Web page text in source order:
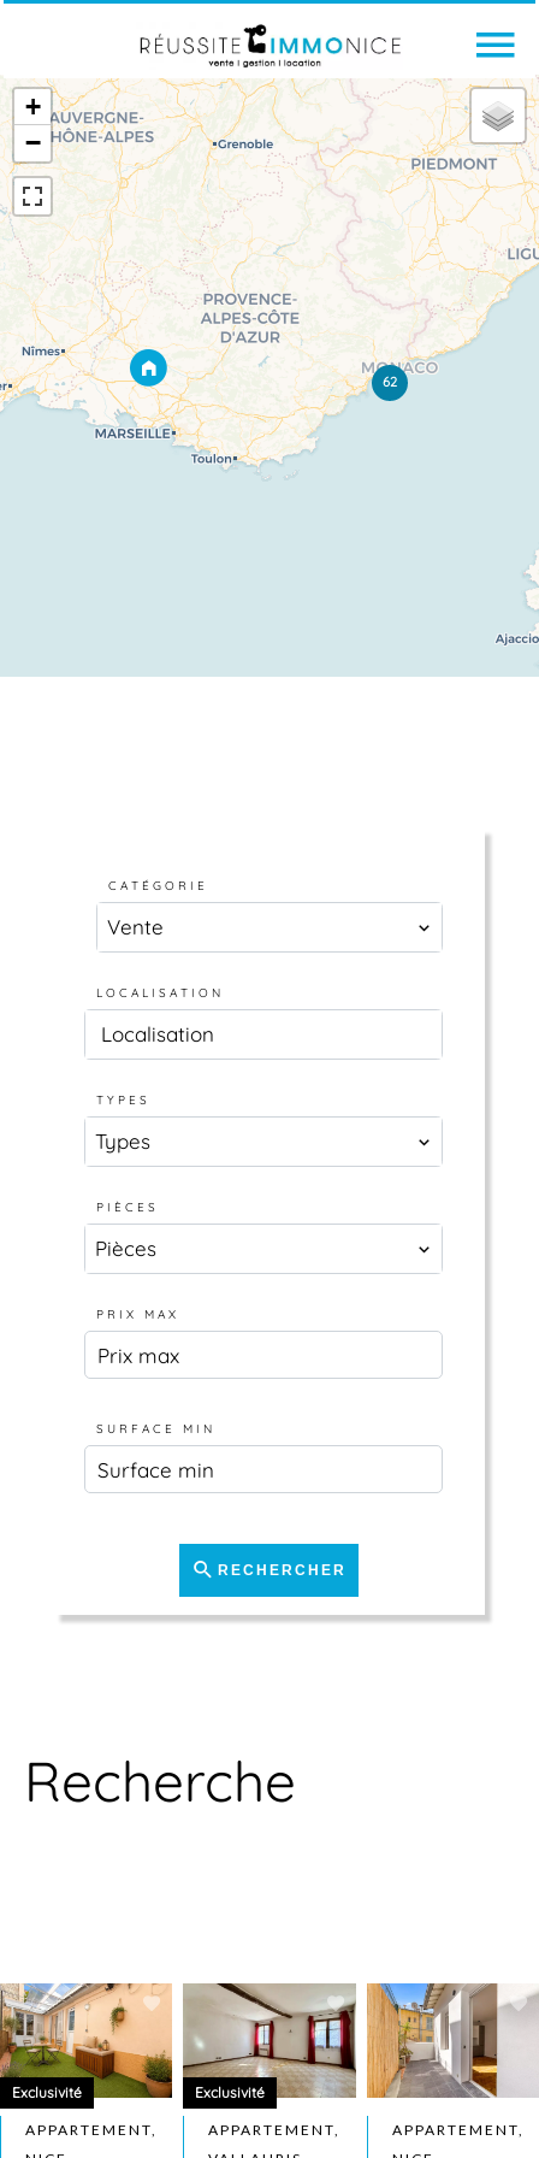
62
+
−
CATÉGORIE
Vente
LOCALISATION
Localisation
TYPES
Types
PIÈCES
Pièces
PRIX MAX
SURFACE MIN
RECHERCHER
Recherche
APPARTEMENT,
Exclusivité
APPARTEMENT,
Exclusivité
APPARTEMENT,